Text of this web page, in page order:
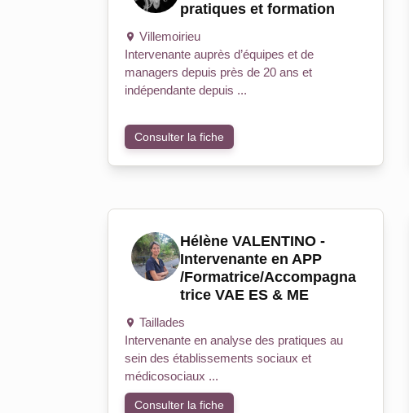
pratiques et formation
Villemoirieu
Intervenante auprès d’équipes et de
managers depuis près de 20 ans et
indépendante depuis ...
Consulter la fiche
Hélène VALENTINO -
Intervenante en APP
/Formatrice/Accompagna
trice VAE ES & ME
Taillades
Intervenante en analyse des pratiques au
sein des établissements sociaux et
médicosociaux ...
Consulter la fiche